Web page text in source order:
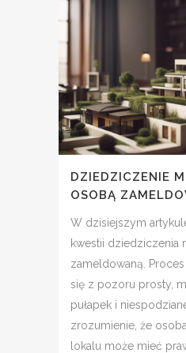
DZIEDZICZENIE
OSOBĄ
W dzisiejszym
kwestii dziedziczenia
zameldowaną.
się z pozoru prosty,
pułapek i
zrozumienie, że
lokalu może mieć